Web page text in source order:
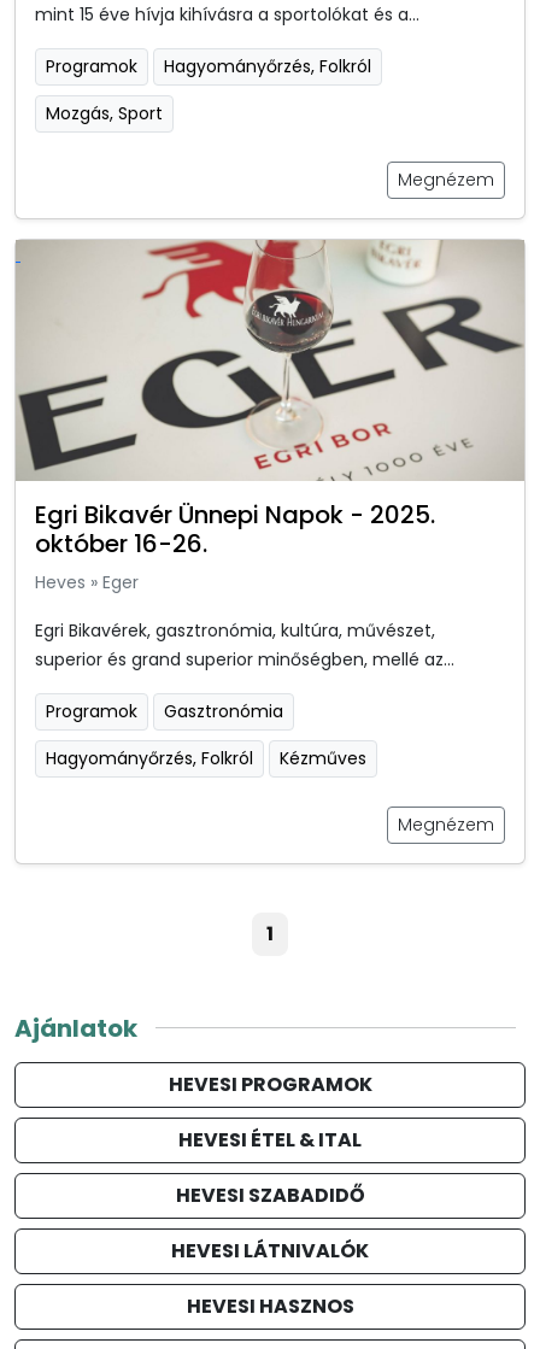
mint 15 éve hívja kihívásra a sportolókat és a...
Programok
Hagyományőrzés, Folkról
Mozgás, Sport
Megnézem
Egri Bikavér Ünnepi Napok - 2025.
október 16-26.
Heves » Eger
Egri Bikavérek, gasztronómia, kultúra, művészet,
superior és grand superior minőségben, mellé az...
Programok
Gasztronómia
Hagyományőrzés, Folkról
Kézműves
Megnézem
1
Ajánlatok
HEVESI PROGRAMOK
HEVESI ÉTEL & ITAL
HEVESI SZABADIDŐ
HEVESI LÁTNIVALÓK
HEVESI HASZNOS